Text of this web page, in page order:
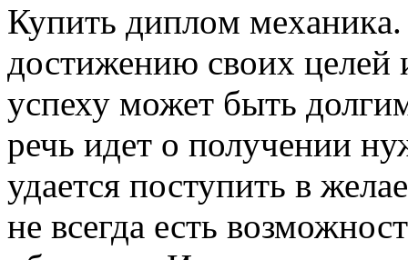
Купить диплoм
достижению своих целей
успеху может быть
речь идет о получении
удается поступить в
не всегда есть